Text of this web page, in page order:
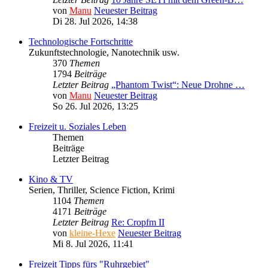
von Manu Neuester Beitrag
Di 28. Jul 2026, 14:38
Technologische Fortschritte
Zukunftstechnologie, Nanotechnik usw.
370 Themen
1794 Beiträge
Letzter Beitrag „Phantom Twist“: Neue Drohne …
von Manu Neuester Beitrag
So 26. Jul 2026, 13:25
Freizeit u. Soziales Leben
Themen
Beiträge
Letzter Beitrag
Kino & TV
Serien, Thriller, Science Fiction, Krimi
1104 Themen
4171 Beiträge
Letzter Beitrag Re: Cropfm II
von kleine-Hexe Neuester Beitrag
Mi 8. Jul 2026, 11:41
Freizeit Tipps fürs "Ruhrgebiet"